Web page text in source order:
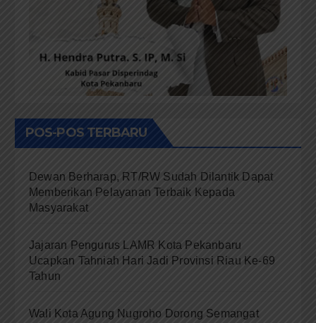
POS-POS TERBARU
Dewan Berharap, RT/RW Sudah Dilantik Dapat
Memberikan Pelayanan Terbaik Kepada
Masyarakat
Jajaran Pengurus LAMR Kota Pekanbaru
Ucapkan Tahniah Hari Jadi Provinsi Riau Ke-69
Tahun
Wali Kota Agung Nugroho Dorong Semangat